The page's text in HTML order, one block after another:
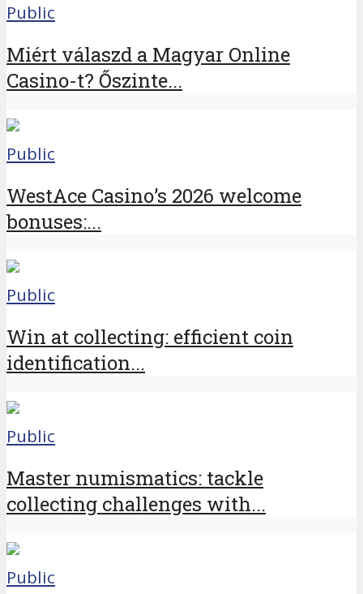
Public
Miért válaszd a Magyar Online
Casino-t? Őszinte...
Public
WestAce Casino’s 2026 welcome
bonuses:...
Public
Win at collecting: efficient coin
identification...
Public
Master numismatics: tackle
collecting challenges with...
Public